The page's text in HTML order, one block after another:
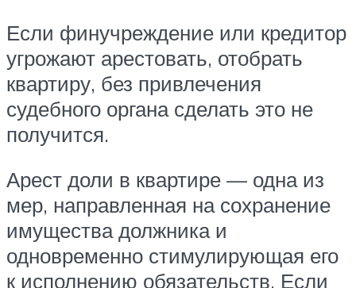
Если финучреждение или кредитор
угрожают арестовать, отобрать
квартиру, без привлечения
судебного органа сделать это не
получится.
Арест доли в квартире — одна из
мер, направленная на сохранение
имущества должника и
одновременно стимулирующая его
к исполнению обязательств. Если